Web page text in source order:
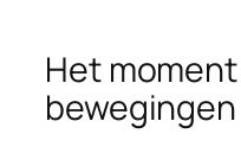
Het
bewegingen